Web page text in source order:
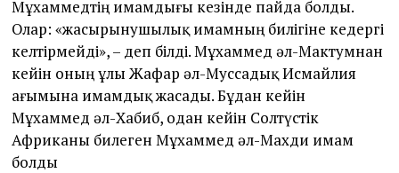
Мұхаммедтің имамдығы кезінде пайда болды.
Олар: «жасырынушылық имамның билігіне кедергі
келтірмейді», – деп білді. Мұхаммед әл-Мактумнан
кейін оның ұлы Жафар әл-Муссадық Исмайлия
ағымына имамдық жасады. Бұдан кейін
Мұхаммед әл-Хабиб, одан кейін Солтүстік
Африканы билеген Мұхаммед әл-Махди имам
болды